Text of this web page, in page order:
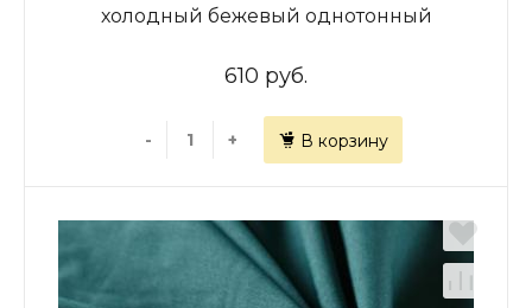
холодный бежевый однотонный
610 руб.
- + В корзину